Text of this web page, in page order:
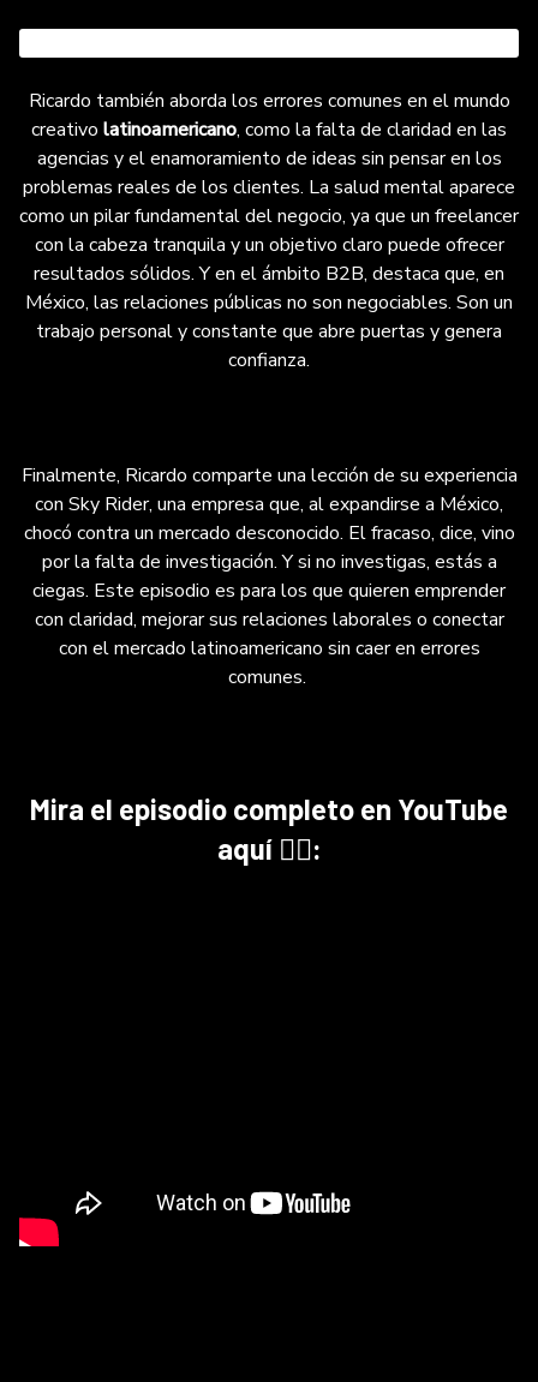
como la falta de claridad en las agencias y el
enfoque en ideas sin resolver problemas reales
del cliente. Destaca la salud mental como pilar
empresarial y subraya la importancia de las
relaciones públicas en México, donde son clave
para generar confianza. Finalmente, reflexiona
sobre una lección aprendida del fracaso de Sky
Rider al expandirse a México sin investigación
previa, enfatizando la necesidad de entender el
mercado. El episodio está dirigido a quienes
buscan emprender con claridad, mejorar las
relaciones laborales o conectarse con
Ricardo también aborda los errores comunes en el mundo
creativo latinoamericano, como la falta de claridad en las
agencias y el enamoramiento de ideas sin pensar en los
problemas reales de los clientes. La salud mental aparece
como un pilar fundamental del negocio, ya que un freelancer
con la cabeza tranquila y un objetivo claro puede ofrecer
resultados sólidos. Y en el ámbito B2B, destaca que, en
México, las relaciones públicas no son negociables. Son un
trabajo personal y constante que abre puertas y genera
confianza.
Finalmente, Ricardo comparte una lección de su experiencia
con Sky Rider, una empresa que, al expandirse a México,
chocó contra un mercado desconocido. El fracaso, dice, vino
por la falta de investigación. Y si no investigas, estás a
ciegas. Este episodio es para los que quieren emprender
con claridad, mejorar sus relaciones laborales o conectar
con el mercado latinoamericano sin caer en errores
comunes.
Mira el episodio completo en YouTube
aquí 👇🏻: